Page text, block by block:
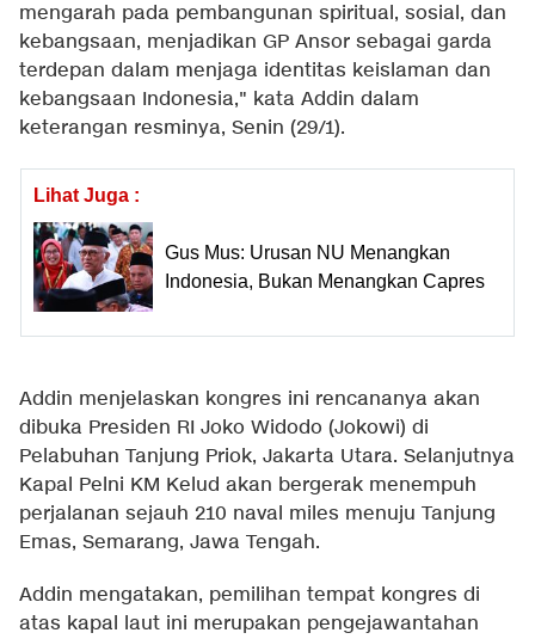
mengarah pada pembangunan spiritual, sosial, dan
kebangsaan, menjadikan GP Ansor sebagai garda
terdepan dalam menjaga identitas keislaman dan
kebangsaan Indonesia," kata Addin dalam
keterangan resminya, Senin (29/1).
Lihat Juga :
Gus Mus: Urusan NU Menangkan
Indonesia, Bukan Menangkan Capres
Addin menjelaskan kongres ini rencananya akan
dibuka Presiden RI Joko Widodo (Jokowi) di
Pelabuhan Tanjung Priok, Jakarta Utara. Selanjutnya
Kapal Pelni KM Kelud akan bergerak menempuh
perjalanan sejauh 210 naval miles menuju Tanjung
Emas, Semarang, Jawa Tengah.
Addin mengatakan, pemilihan tempat kongres di
atas kapal laut ini merupakan pengejawantahan